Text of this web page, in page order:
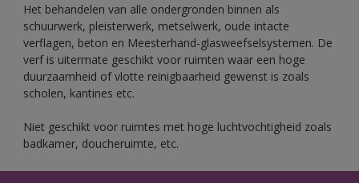
Het behandelen van alle ondergronden binnen als
schuurwerk, pleisterwerk, metselwerk, oude intacte
verflagen, beton en Meesterhand-glasweefselsystemen. De
verf is uitermate geschikt voor ruimten waar een hoge
duurzaamheid of vlotte reinigbaarheid gewenst is zoals
scholen, kantines etc.
Niet geschikt voor ruimtes met hoge luchtvochtigheid zoals
badkamer, doucheruimte, etc.